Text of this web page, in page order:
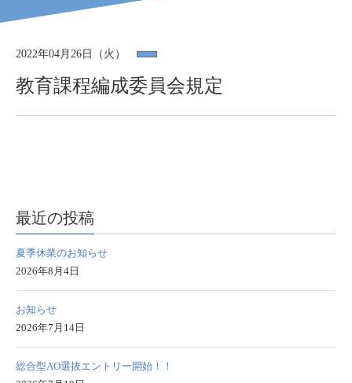
2022年04月26日（火）
教育課程編成委員会規定
最近の投稿
夏季休業のお知らせ
2026年8月4日
お知らせ
2026年7月14日
総合型AO選抜エントリー開始！！